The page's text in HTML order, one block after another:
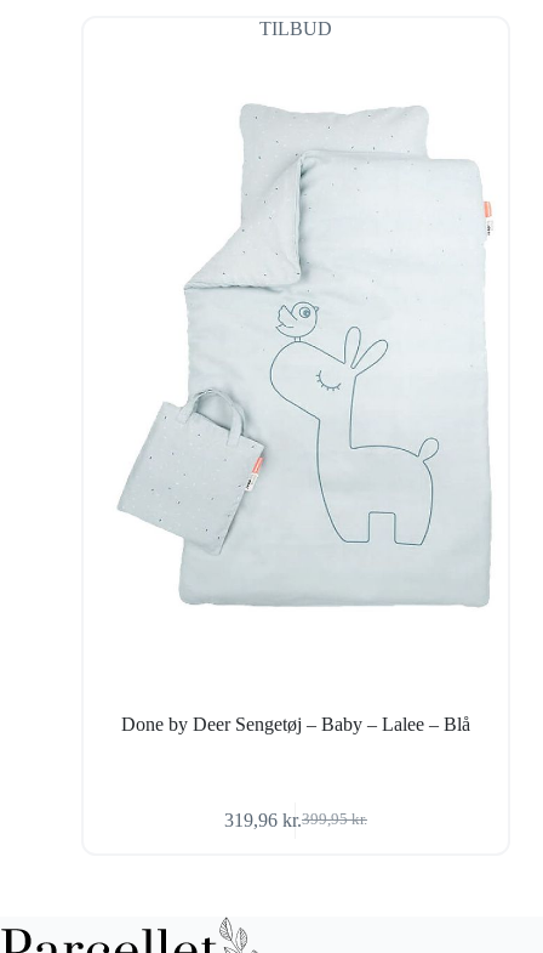
TILBUD
Done by Deer Sengetøj – Baby – Lalee – Blå
399,95kr.
Den
319,96 kr.Den